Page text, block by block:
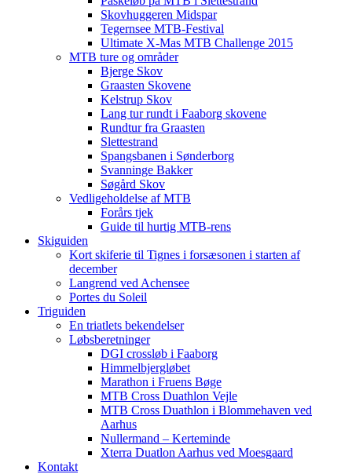
Skovhuggeren Midspar
Tegernsee MTB-Festival
Ultimate X-Mas MTB Challenge 2015
MTB ture og områder
Bjerge Skov
Graasten Skovene
Kelstrup Skov
Lang tur rundt i Faaborg skovene
Rundtur fra Graasten
Slettestrand
Spangsbanen i Sønderborg
Svanninge Bakker
Søgård Skov
Vedligeholdelse af MTB
Forårs tjek
Guide til hurtig MTB-rens
Skiguiden
Kort skiferie til Tignes i forsæsonen i starten af
december
Langrend ved Achensee
Portes du Soleil
Triguiden
En triatlets bekendelser
Løbsberetninger
DGI crossløb i Faaborg
Himmelbjergløbet
Marathon i Fruens Bøge
MTB Cross Duathlon Vejle
MTB Cross Duathlon i Blommehaven ved
Aarhus
Nullermand – Kerteminde
Xterra Duatlon Aarhus ved Moesgaard
Kontakt